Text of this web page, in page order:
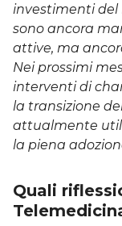
investimenti del
sono ancora
attive, ma
Nei prossimi
interventi di
la transizione
attualmente
la piena
Quali